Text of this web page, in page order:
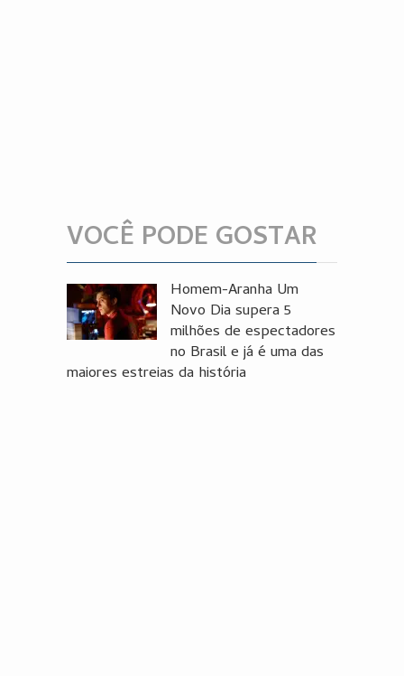
VOCÊ PODE GOSTAR
Homem-Aranha Um
Novo Dia supera 5
milhões de espectadores
no Brasil e já é uma das
maiores estreias da história